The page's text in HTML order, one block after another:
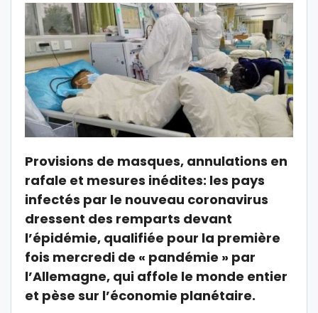
Provisions de masques, annulations en
rafale et mesures inédites: les pays
infectés par le nouveau coronavirus
dressent des remparts devant
l’épidémie, qualifiée pour la première
fois mercredi de « pandémie » par
l’Allemagne, qui affole le monde entier
et pèse sur l’économie planétaire.